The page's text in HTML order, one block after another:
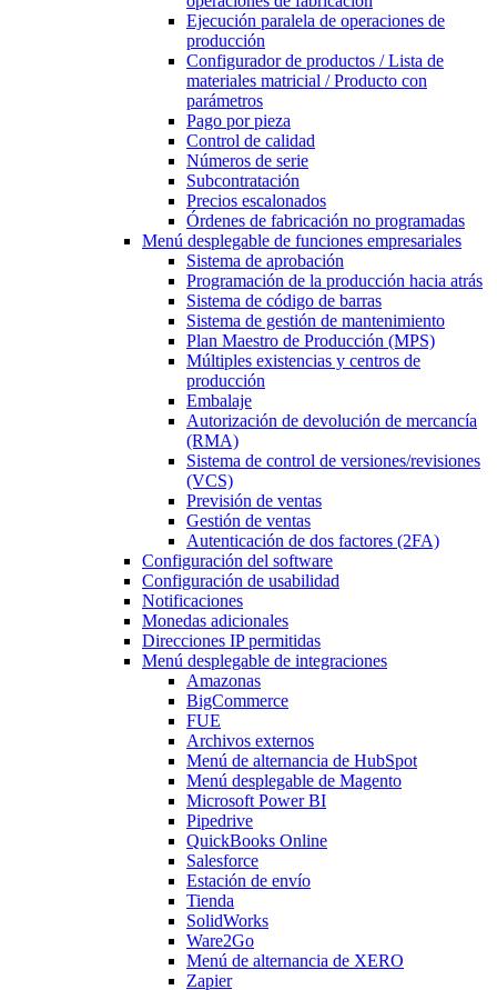
Ejecución paralela de operaciones de
producción
Configurador de productos / Lista de
materiales matricial / Producto con
parámetros
Pago por pieza
Control de calidad
Números de serie
Subcontratación
Precios escalonados
Órdenes de fabricación no programadas
Menú desplegable de funciones empresariales
Sistema de aprobación
Programación de la producción hacia atrás
Sistema de código de barras
Sistema de gestión de mantenimiento
Plan Maestro de Producción (MPS)
Múltiples existencias y centros de
producción
Embalaje
Autorización de devolución de mercancía
(RMA)
Sistema de control de versiones/revisiones
(VCS)
Previsión de ventas
Gestión de ventas
Autenticación de dos factores (2FA)
Configuración del software
Configuración de usabilidad
Notificaciones
Monedas adicionales
Direcciones IP permitidas
Menú desplegable de integraciones
Amazonas
BigCommerce
FUE
Archivos externos
Menú de alternancia de HubSpot
Menú desplegable de Magento
Microsoft Power BI
Pipedrive
QuickBooks Online
Salesforce
Estación de envío
Tienda
SolidWorks
Ware2Go
Menú de alternancia de XERO
Zapier